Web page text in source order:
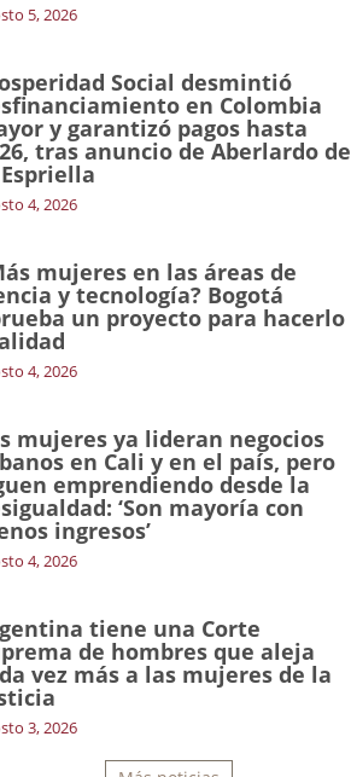
5, 2026
Social desmintió
en Colombia
y garantizó pagos hasta
tras anuncio de Aberlardo de
4, 2026
mujeres en las áreas de
y tecnología? Bogotá
un proyecto para hacerlo
4, 2026
mujeres ya lideran negocios
en Cali y en el país, pero
emprendiendo desde la
‘Son mayoría con
ingresos’
4, 2026
tiene una Corte
de hombres que aleja
vez más a las mujeres de la
3, 2026